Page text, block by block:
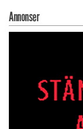
Annonser